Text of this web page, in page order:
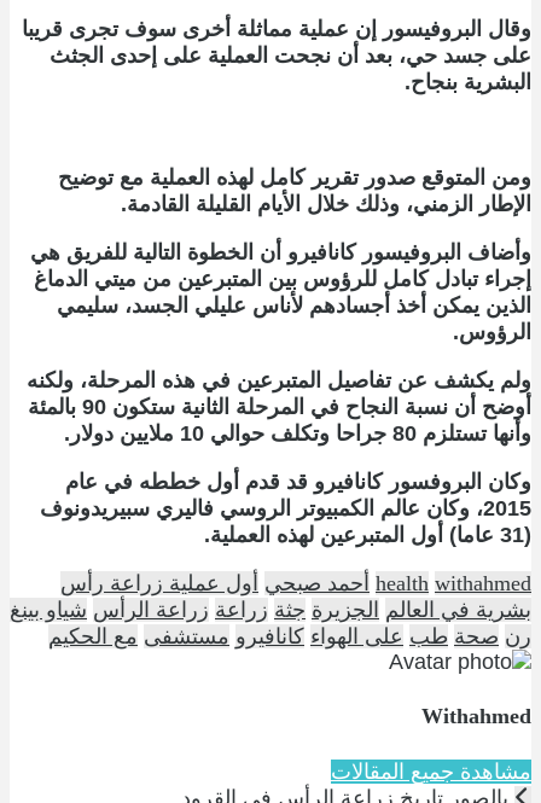
وقال البروفيسور إن عملية مماثلة أخرى سوف تجرى قريبا
على جسد حي، بعد أن نجحت العملية على إحدى الجثث
البشرية بنجاح.
ومن المتوقع صدور تقرير كامل لهذه العملية مع توضيح
الإطار الزمني، وذلك خلال الأيام القليلة القادمة.
وأضاف البروفيسور كانافيرو أن الخطوة التالية للفريق هي
إجراء تبادل كامل للرؤوس بين المتبرعين من ميتي الدماغ
الذين يمكن أخذ أجسادهم لأناس عليلي الجسد، سليمي
الرؤوس.
ولم يكشف عن تفاصيل المتبرعين في هذه المرحلة، ولكنه
أوضح أن نسبة النجاح في المرحلة الثانية ستكون 90 بالمئة
وأنها تستلزم 80 جراحا وتكلف حوالي 10 ملايين دولار.
وكان البروفسور كانافيرو قد قدم أول خططه في عام
2015، وكان عالم الكمبيوتر الروسي فاليري سبيريدونوف
(31 عاما) أول المتبرعين لهذه العملية.
health withahmed أحمد صبحي أول عملية زراعة رأس
بشرية في العالم الجزيرة جثة زراعة زراعة الرأس شياو بينغ
رن صحة طب على الهواء كانافيرو مستشفى مع الحكيم
Withahmed
مشاهدة جميع المقالات
بالصور تاريخ زراعة الرأس في القرود